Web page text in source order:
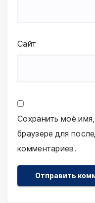
Сайт
Сохранить моё
браузере для
комментариев.